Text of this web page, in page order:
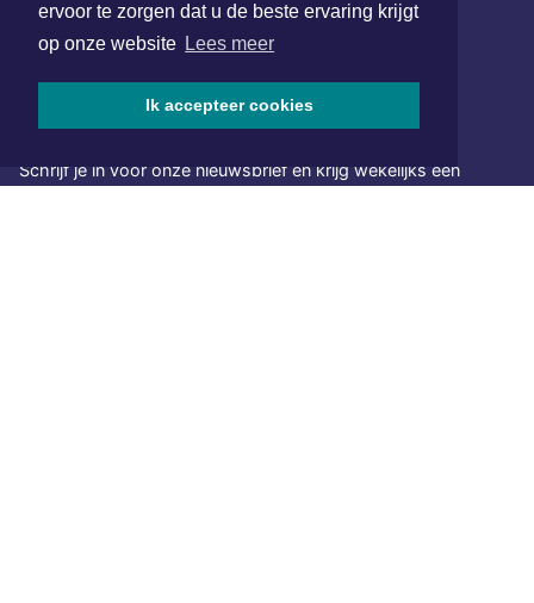
ervoor te zorgen dat u de beste ervaring krijgt
op onze website Lees meer
Ik accepteer cookies
SOCIAL MEDIA
NIEUWSBRIEF AANMELDEN
Schrijf je in voor onze nieuwsbrief en krijg wekelijks een